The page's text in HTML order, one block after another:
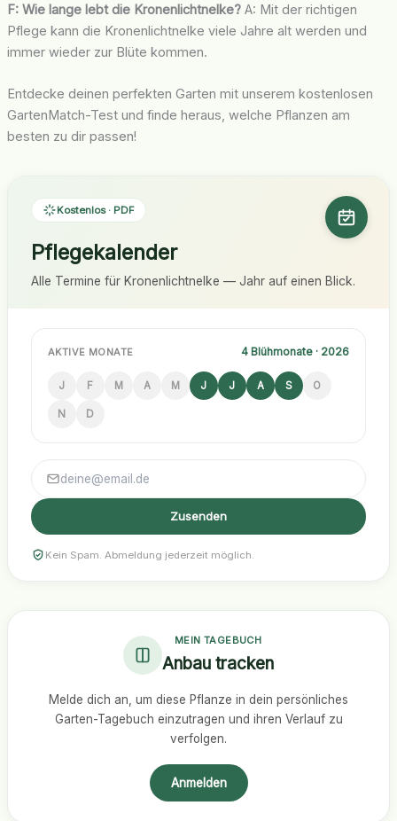
F: Wie lange lebt die Kronenlichtnelke?A: Mit der richtigen
Pflege kann die Kronenlichtnelke viele Jahre alt werden und
immer wieder zur Blüte kommen.
Entdecke deinen perfekten Garten mit unserem kostenlosen
GartenMatch-Test und finde heraus, welche Pflanzen am
besten zu dir passen!
Kostenlos · PDF
Pflegekalender
Alle Termine für Kronenlichtnelke — Jahr auf einen Blick.
AKTIVE MONATE 4 Blühmonate · 2026
J F M A M J J A S O
N D
Zusenden
Kein Spam. Abmeldung jederzeit möglich.
MEIN TAGEBUCH
Anbau tracken
Melde dich an, um diese Pflanze in dein persönliches
Garten-Tagebuch einzutragen und ihren Verlauf zu
verfolgen.
Anmelden